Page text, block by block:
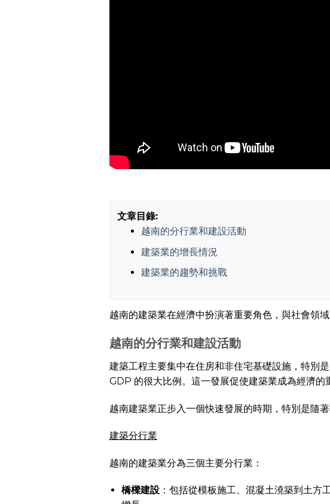
文章目錄:
越南的分行業和建設活動
建築業的增長情況
建築業的趨勢和挑戰
越南的建築業在經濟中扮演著重要角色，與社會領
越南的分行業和建設活動
建築工程主要集中在住房和非住宅基礎設施，特別
GDP 的很大比例。這一發展促使建築業成為經濟的
越南建築業正步入一個快速發展的時期，特別是隨著
建築分行業
越南的建築業分為三個主要分行業：
橋樑建設 ：包括從模板施工、混凝土澆築到土